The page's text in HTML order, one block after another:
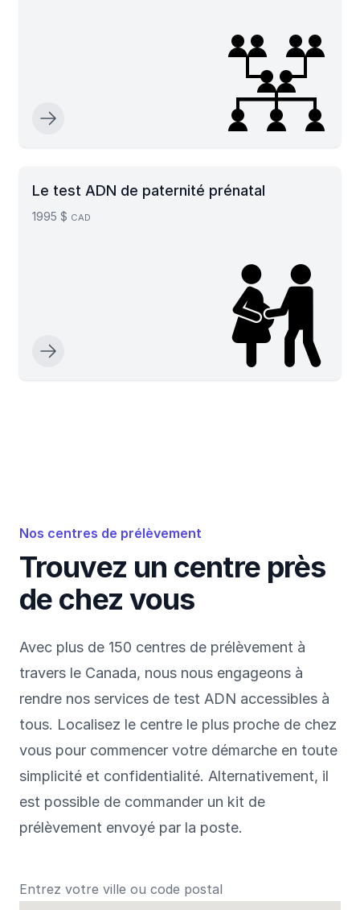
Le test ADN de paternité prénatal
1995 $ CAD
Nos centres de prélèvement
Trouvez un centre près
de chez vous
Avec plus de 150 centres de prélèvement à
travers le Canada, nous nous engageons à
rendre nos services de test ADN accessibles à
tous. Localisez le centre le plus proche de chez
vous pour commencer votre démarche en toute
simplicité et confidentialité. Alternativement, il
est possible de commander un kit de
prélèvement envoyé par la poste.